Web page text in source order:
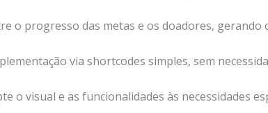
o progresso das metas e os doadores, gerando
via shortcodes simples, sem
o visual e as funcionalidades às necessidades